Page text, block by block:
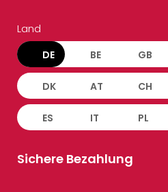
Land
DE BE GB
DK AT CH
ES IT PL
Sichere Bezahlung